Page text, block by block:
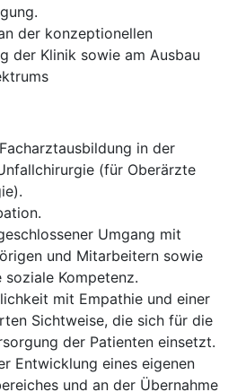
der konzeptionellen
der Klinik sowie am Ausbau
in der
(für Oberärzte
Umgang mit
und Mitarbeitern sowie
Kompetenz.
mit Empathie und einer
Sichtweise, die sich für die
der Patienten einsetzt.
Entwicklung eines eigenen
und an der Übernahme